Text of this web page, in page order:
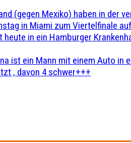
(gegen Mexiko) haben in der
in Miami zum Viertelfinale
in ein Hamburger
ist ein Mann mit einem Auto in
, davon 4 schwer+++